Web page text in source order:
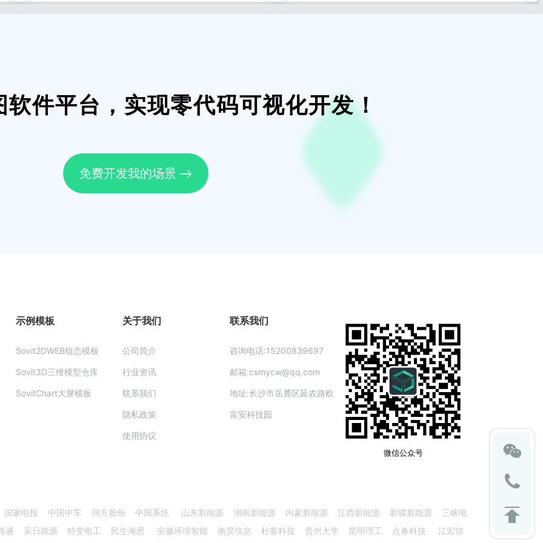
件平台，实现零代码可视化开发！
免费开发我的场景
示例模板
Sovit2DWEB组态模板
Sovit3D三维模型仓库
SovitChart大屏模板
关于我们
公司简介
行业资讯
联系我们
隐私政策
使用协议
联系我们
咨询电话:15200839697
邮箱:csmycw@qq.com
地址:长沙市岳麓区延农路欧
富安科技园
微信公众号
家电投 中国中车 同方股份 中国系统 山东新能源 湖南新能源 内蒙新能源 江西新能源 新疆新能源 三峡电
采日能源 特变电工 民生海思 安徽环境智能 衡昊信息 杜客科技 贵州大学 昆明理工 点春科技 江宏信